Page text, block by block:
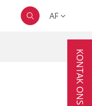
 AF
KONTAK ONS